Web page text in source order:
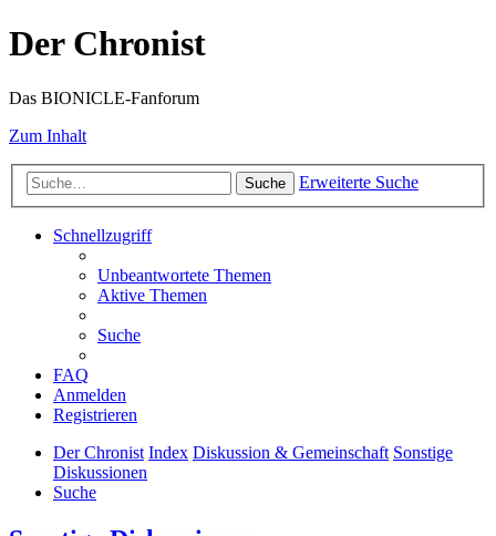
Der Chronist
Das BIONICLE-Fanforum
Zum Inhalt
Suche Erweiterte Suche
Schnellzugriff
Unbeantwortete Themen
Aktive Themen
Suche
FAQ
Anmelden
Registrieren
Der Chronist Index Diskussion & Gemeinschaft Sonstige
Diskussionen
Suche